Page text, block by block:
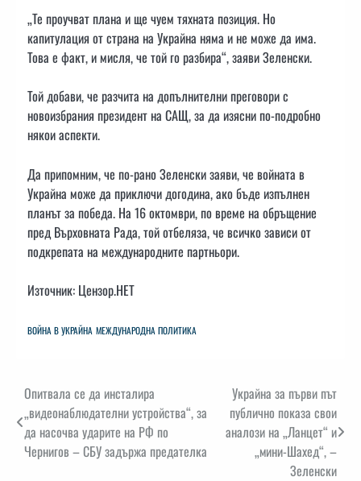
„Те проучват плана и ще чуем тяхната позиция. Но
капитулация от страна на Украйна няма и не може да има.
Това е факт, и мисля, че той го разбира“, заяви Зеленски.
Той добави, че разчита на допълнителни преговори с
новоизбрания президент на САЩ, за да изясни по-подробно
някои аспекти.
Да припомним, че по-рано Зеленски заяви, че войната в
Украйна може да приключи догодина, ако бъде изпълнен
планът за победа. На 16 октомври, по време на обръщение
пред Върховната Рада, той отбеляза, че всичко зависи от
подкрепата на международните партньори.
Източник: Цензор.НЕТ
ВОЙНА В УКРАЙНА МЕЖДУНАРОДНА ПОЛИТИКА
Навигация
Опитвала се да инсталира
„видеонаблюдателни устройства“, за
да насочва ударите на РФ по
Чернигов – СБУ задържа предателка
Украйна за първи път
публично показа свои
аналози на „Ланцет“ и
„мини-Шахед“, –
Зеленски